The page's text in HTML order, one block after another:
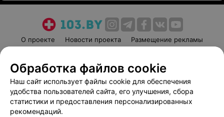
О проекте Новости проекта
Размещение рекламы
Пользовательское соглашение
Способы оплаты
Вакансии
Партнеры
Написать руководителю 103.by
Обработка файлов cookie
Наш сайт использует файлы cookie для обеспечения
удобства пользователей сайта, его улучшения, сбора
статистики и предоставления персонализированных
рекомендаций.